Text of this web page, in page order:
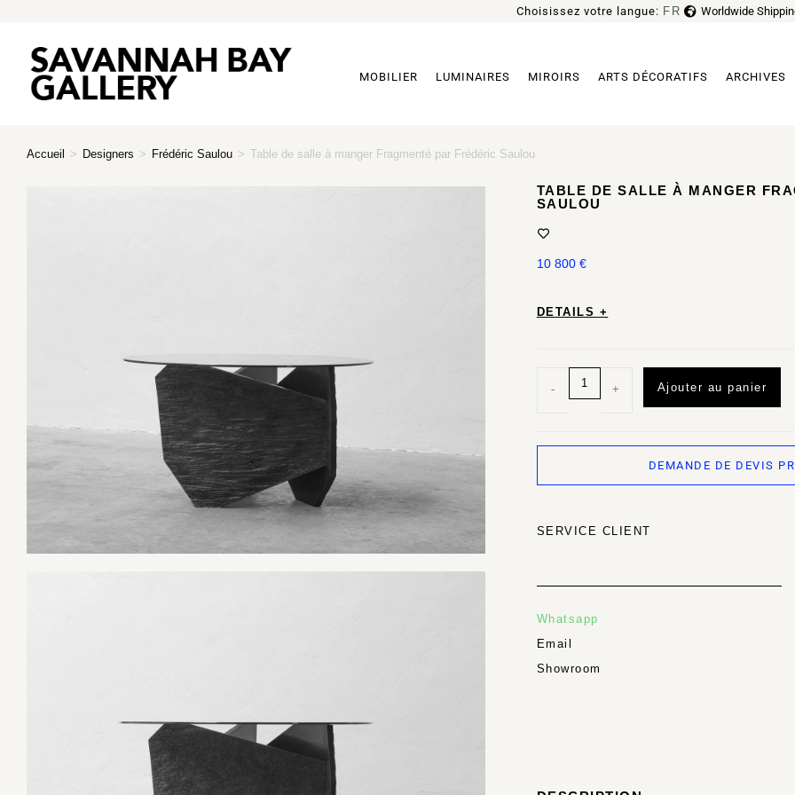
Choisissez votre langue: FR
EN Worldwide
MOBILIER LUMINAIRES MIROIRS ARTS DÉCORATIFS ARCHIVES
Accueil > Designers > Frédéric Saulou > Table de salle à manger Fragmenté par Frédéric Saulou
TABLE DE SALLE À MANGER
SAULOU
10 800 €
DETAILS +
- + Ajouter au panier
DEMANDE DE DEVIS
SERVICE CLIENT
Whatsapp
Email
Showroom